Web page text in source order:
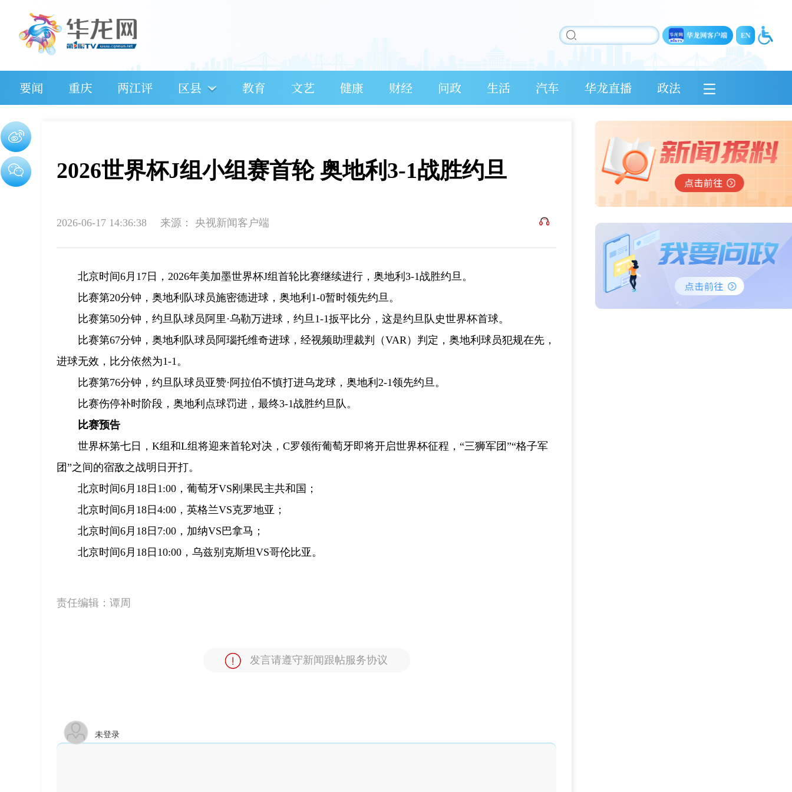
要闻 重庆 两江评 区县 教育 文艺 健康 财经 问政 生活 汽车 华龙直播 政法
2026世界杯J组小组赛首轮 奥地利3-1战胜约旦
2026-06-17 14:36:38 来源： 央视新闻客户端
北京时间6月17日，2026年美加墨世界杯J组首轮比赛继续进行，奥地利3-1战胜约旦。
比赛第20分钟，奥地利队球员施密德进球，奥地利1-0暂时领先约旦。
比赛第50分钟，约旦队球员阿里·乌勒万进球，约旦1-1扳平比分，这是约旦队史世界杯首球。
比赛第67分钟，奥地利队球员阿瑙托维奇进球，经视频助理裁判（VAR）判定，奥地利球员犯规在先，
进球无效，比分依然为1-1。
比赛第76分钟，约旦队球员亚赞·阿拉伯不慎打进乌龙球，奥地利2-1领先约旦。
比赛伤停补时阶段，奥地利点球罚进，最终3-1战胜约旦队。
比赛预告
世界杯第七日，K组和L组将迎来首轮对决，C罗领衔葡萄牙即将开启世界杯征程，“三狮军团”“格子军
团”之间的宿敌之战明日开打。
北京时间6月18日1:00，葡萄牙VS刚果民主共和国；
北京时间6月18日4:00，英格兰VS克罗地亚；
北京时间6月18日7:00，加纳VS巴拿马；
北京时间6月18日10:00，乌兹别克斯坦VS哥伦比亚。
责任编辑： 谭周
发言请遵守新闻跟帖服务协议
未登录